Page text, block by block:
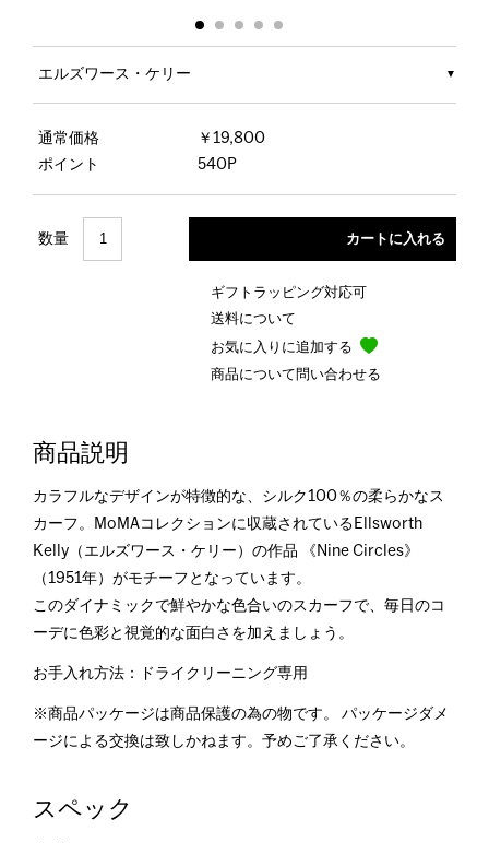
エルズワース・ケリー
通常価格
￥19,800
ポイント
540P
数量
ギフトラッピング対応可
送料について
お気に入りに追加する
商品について問い合わせる
商品説明
カラフルなデザインが特徴的な、シルク100％の柔らかなス
カーフ。MoMAコレクションに収蔵されているEllsworth
Kelly（エルズワース・ケリー）の作品 《Nine Circles》
（1951年）がモチーフとなっています。
このダイナミックで鮮やかな色合いのスカーフで、毎日のコ
ーデに色彩と視覚的な面白さを加えましょう。
お手入れ方法：ドライクリーニング専用
※商品パッケージは商品保護の為の物です。 パッケージダメ
ージによる交換は致しかねます。予めご了承ください。
スペック